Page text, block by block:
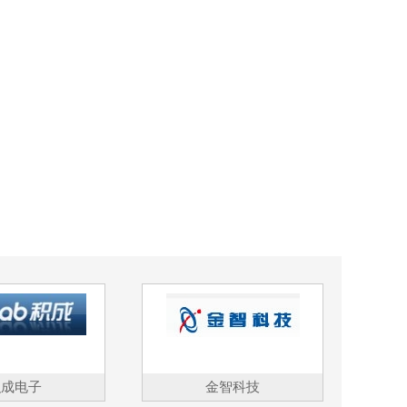
电子 金智科技